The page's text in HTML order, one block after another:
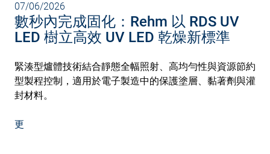
07/06/2026
數秒內完成固化：Rehm 以 RDS UV
LED 樹立高效 UV LED 乾燥新標準
緊湊型爐體技術結合靜態全幅照射、高均勻性與資源節約
型製程控制，適用於電子製造中的保護塗層、黏著劑與灌
封材料。
更